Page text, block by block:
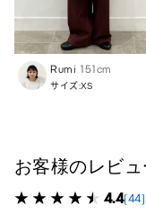
Rumi 151cm
サイズ:XS
お客様のレビュ
4.4(44)